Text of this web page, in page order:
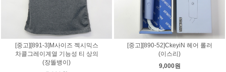
[중고][891-3]M사이즈 젝시믹스
차콜그레이계열 기능성 티 상의
(장똘뱅이)
[중고][890-52]CkeyiN 헤어 롤러
(이스리)
9,000원